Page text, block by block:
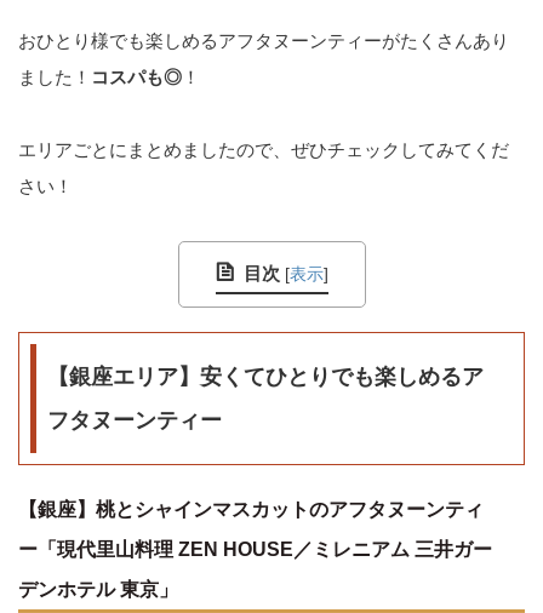
おひとり様でも楽しめるアフタヌーンティーがたくさんあり
ました！ コスパも◎ ！
エリアごとにまとめましたので、ぜひチェックしてみてくだ
さい！
目次 [表示]
【銀座エリア】安くてひとりでも楽しめるア
フタヌーンティー
【銀座】桃とシャインマスカットのアフタヌーンティ
ー「現代里山料理 ZEN HOUSE／ミレニアム 三井ガー
デンホテル 東京」